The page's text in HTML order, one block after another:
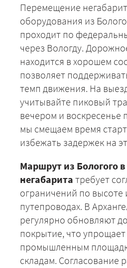
Перемещение
оборудования из
проходит по
через Вологду.
находится в хорошем
позволяет
темп движения. На
учитывайте пиковый
вечером и воскресенье
мы смещаем время
избежать задержек на
Маршрут из Бологого
негабарита требует
ограничений по высоте
путепроводах. В
регулярно обновляют
покрытие, что упрощает
промышленным
складам. Согласование